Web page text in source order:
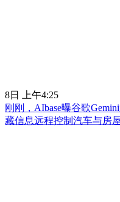
8日 上午4:25
刚刚，AIbase曝谷歌
藏信息远程控制汽车与房